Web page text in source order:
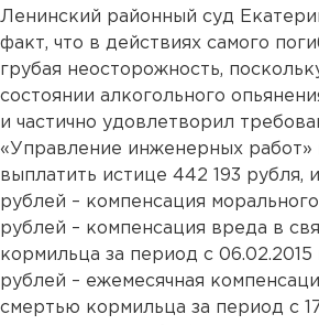
Ленинский районный суд
факт, что в действиях самого
грубая неосторожность,
состоянии алкогольного
и частично удовлетворил
«Управление инженерных работ»
выплатить истице 442 193 рубля,
рублей – компенсация
рублей – компенсация вреда в
кормильца за период с 06.02.2015
рублей – ежемесячная
смертью кормильца за период с